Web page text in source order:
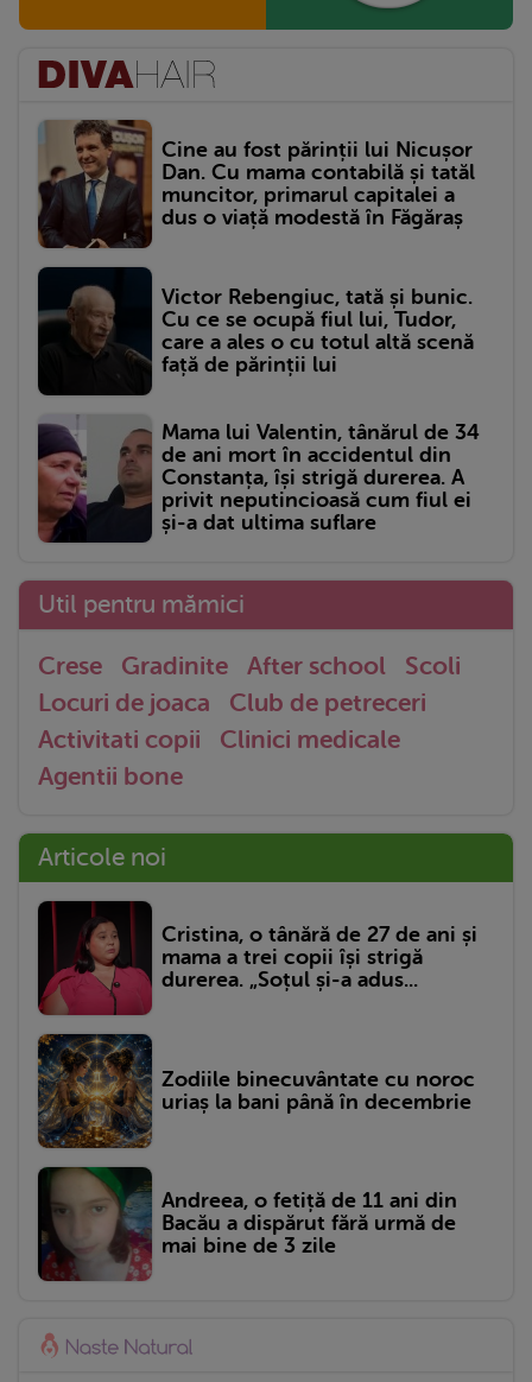
Cine au fost părinții lui Nicușor
Dan. Cu mama contabilă și tatăl
muncitor, primarul capitalei a
dus o viață modestă în Făgăraș
Victor Rebengiuc, tată și bunic.
Cu ce se ocupă fiul lui, Tudor,
care a ales o cu totul altă scenă
față de părinții lui
Mama lui Valentin, tânărul de 34
de ani mort în accidentul din
Constanța, își strigă durerea. A
privit neputincioasă cum fiul ei
și-a dat ultima suflare
Util pentru mămici
Crese Gradinite After school
Scoli
Locuri de joaca
Club de petreceri
Activitati copii
Clinici medicale
Agentii bone
Articole noi
Cristina, o tânără de 27 de ani și
mama a trei copii își strigă
durerea. „Soțul și-a adus...
Zodiile binecuvântate cu noroc
uriaș la bani până în decembrie
Andreea, o fetiță de 11 ani din
Bacău a dispărut fără urmă de
mai bine de 3 zile